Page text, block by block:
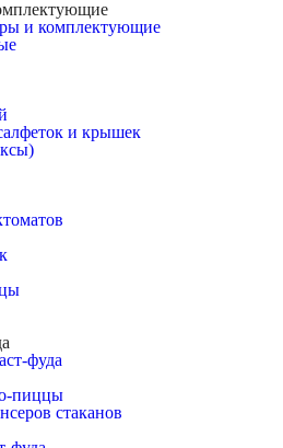
и комплектующие
и крышек
фуда
пиццы
стаканов